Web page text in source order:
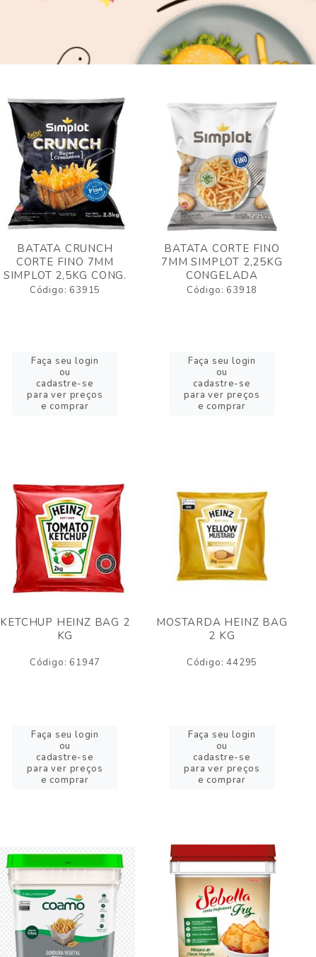
BATATA CRUNCH
CORTE FINO 7MM
SIMPLOT 2,5KG CONG.
Código: 63915
Faça seu login
ou
cadastre-se
para ver preços
e comprar
BATATA CORTE FINO
7MM SIMPLOT 2,25KG
CONGELADA
Código: 63918
Faça seu login
ou
cadastre-se
para ver preços
e comprar
KETCHUP HEINZ BAG 2
KG
Código: 61947
Faça seu login
ou
cadastre-se
para ver preços
e comprar
MOSTARDA HEINZ BAG
2 KG
Código: 44295
Faça seu login
ou
cadastre-se
para ver preços
e comprar